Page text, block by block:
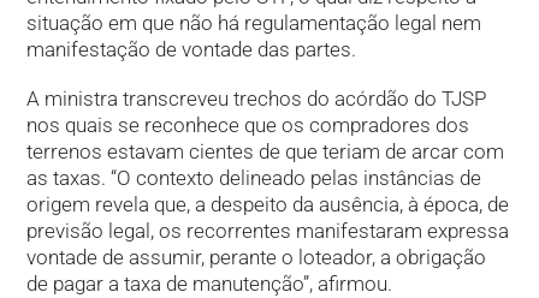
situação em que não há regulamentação legal nem
manifestação de vontade das partes.
A ministra transcreveu trechos do acórdão do TJSP
nos quais se reconhece que os compradores dos
terrenos estavam cientes de que teriam de arcar com
as taxas. “O contexto delineado pelas instâncias de
origem revela que, a despeito da ausência, à época, de
previsão legal, os recorrentes manifestaram expressa
vontade de assumir, perante o loteador, a obrigação
de pagar a taxa de manutenção”, afirmou.